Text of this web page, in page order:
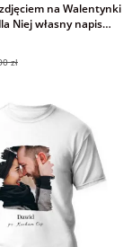
na Walentynki
Niej własny napis
zł